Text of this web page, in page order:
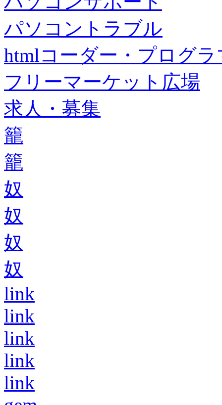
パソコントラブル
htmlコーダー・プログラ
フリーマーケット広場
求人・募集
籠
籠
奴
奴
奴
奴
link
link
link
link
link